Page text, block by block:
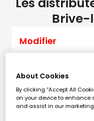
Modifier
Liste
C.A.B.
About Cookies
By clicking “Accept All
on your device to enhance
and assist in our